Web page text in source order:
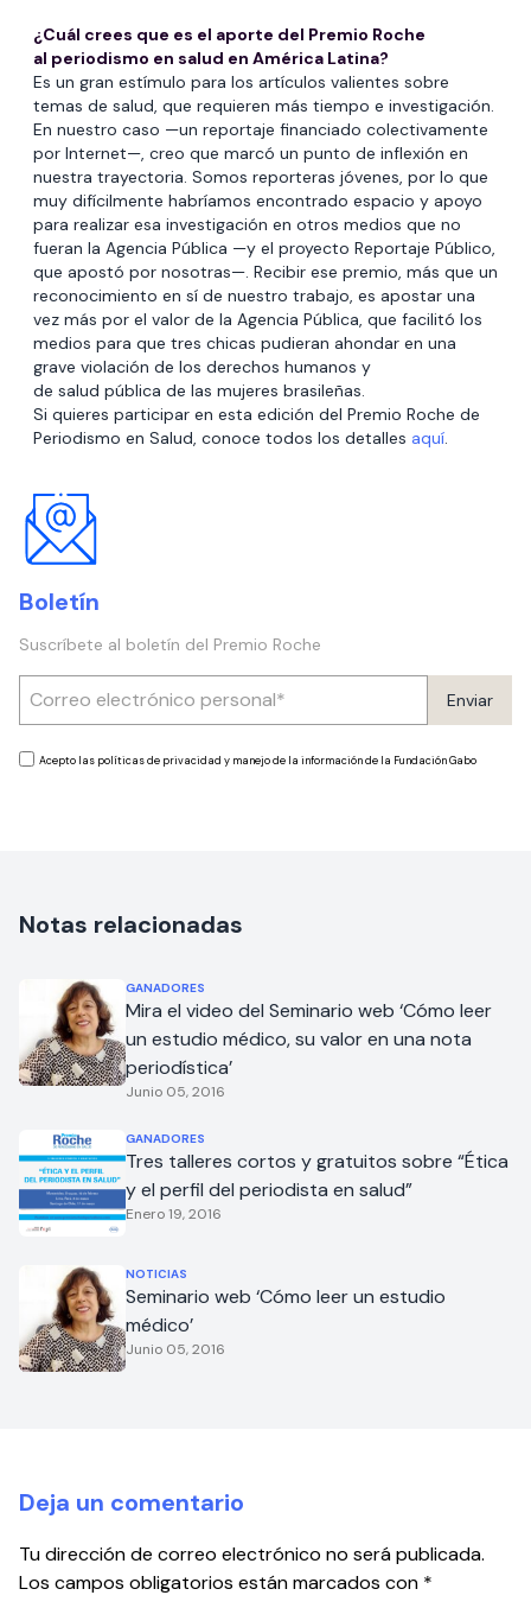
¿Cuál crees que es el aporte del Premio Roche
al periodismo en salud en América Latina?
Es un gran estímulo para los artículos valientes sobre
temas de salud, que requieren más tiempo e investigación.
En nuestro caso —un reportaje financiado colectivamente
por Internet—, creo que marcó un punto de inflexión en
nuestra trayectoria. Somos reporteras jóvenes, por lo que
muy difícilmente habríamos encontrado espacio y apoyo
para realizar esa investigación en otros medios que no
fueran la Agencia Pública —y el proyecto Reportaje Público,
que apostó por nosotras—. Recibir ese premio, más que un
reconocimiento en sí de nuestro trabajo, es apostar una
vez más por el valor de la Agencia Pública, que facilitó los
medios para que tres chicas pudieran ahondar en una
grave violación de los derechos humanos y
de salud pública de las mujeres brasileñas.
Si quieres participar en esta edición del Premio Roche de
Periodismo en Salud, conoce todos los detalles aquí.
Boletín
Suscríbete al boletín del Premio Roche
Enviar
Acepto las políticas de privacidad y manejo de la información de la Fundación Gabo
Notas relacionadas
GANADORES
Mira el video del Seminario web ‘Cómo leer
un estudio médico, su valor en una nota
periodística’
Junio 05, 2016
GANADORES
Tres talleres cortos y gratuitos sobre “Ética
y el perfil del periodista en salud”
Enero 19, 2016
NOTICIAS
Seminario web ‘Cómo leer un estudio
médico’
Junio 05, 2016
Deja un comentario
Tu dirección de correo electrónico no será publicada.
Los campos obligatorios están marcados con *